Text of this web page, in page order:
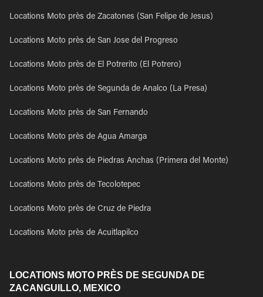
Locations Moto près de Zacatones (San Felipe de Jesus)
Locations Moto près de San Jose del Progreso
Locations Moto près de El Potrerito (El Potrero)
Locations Moto près de Segunda de Analco (La Presa)
Locations Moto près de San Fernando
Locations Moto près de Agua Amarga
Locations Moto près de Piedras Anchas (Primera del Monte)
Locations Moto près de Tecolotepec
Locations Moto près de Cruz de Piedra
Locations Moto près de Acuitlapilco
LOCATIONS MOTO PRÈS DE SEGUNDA DE
ZACANGUILLO, MEXICO